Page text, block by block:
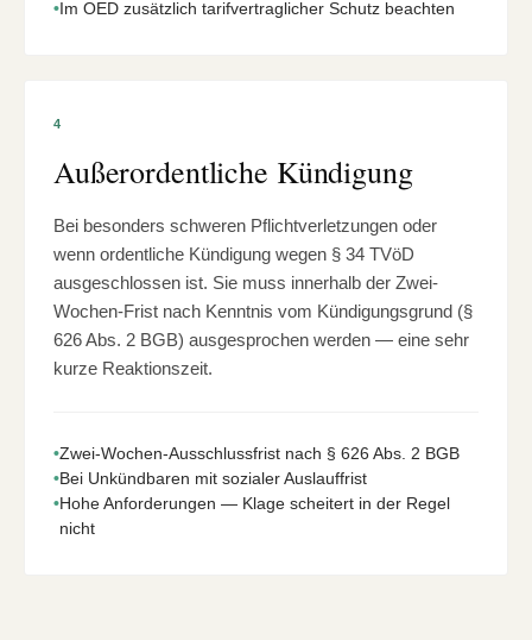
•Im OED zusätzlich tarifvertraglicher Schutz beachten
4
Außerordentliche Kündigung
Bei besonders schweren Pflichtverletzungen oder
wenn ordentliche Kündigung wegen § 34 TVöD
ausgeschlossen ist. Sie muss innerhalb der Zwei-
Wochen-Frist nach Kenntnis vom Kündigungsgrund (§
626 Abs. 2 BGB) ausgesprochen werden — eine sehr
kurze Reaktionszeit.
•Zwei-Wochen-Ausschlussfrist nach § 626 Abs. 2 BGB
•Bei Unkündbaren mit sozialer Auslauffrist
•Hohe Anforderungen — Klage scheitert in der Regel
nicht